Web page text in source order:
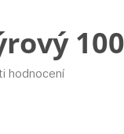
hodnocení